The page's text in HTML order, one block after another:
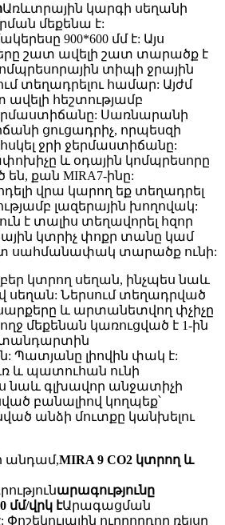
Առևտրային կարգի սեղանի
մեքենա է:
900*600 մմ է: Այս
շատ ավելի շատ տարածք է
տիպի ջրային
տեղադրելու համար: Այժմ
ավելի հեշտությամբ
Սառնարանի
ցուցադրիչ, որպեսզի
ջրի ջերմաստիճանը:
և օդային կոմպրեսորը
են, քան MIRA7-ինը:
վրա կարող եք տեղադրել
լազերային խողովակ:
է տալիս տեղավորել հզոր
կտրիչ փոքր տանը կամ
սահմանափակ տարածք ունի:
կտրող սեղան, ինչպես նաև
սեղան: Ներսում տեղադրված
և արտանետվող փչիչը
մեքենան կառուցված է 1-ին
լիովին փակ է:
և պատուհան ունի
նաև գլխավոր անջատիչի
բանալիով կողպեք՝
անձի մուտքը կանխելու
անդամ,MIRA 9 CO2 կտրող և
արագությունը
մմ/վրկ էԱրագացման
ուղղորդող ռելսը